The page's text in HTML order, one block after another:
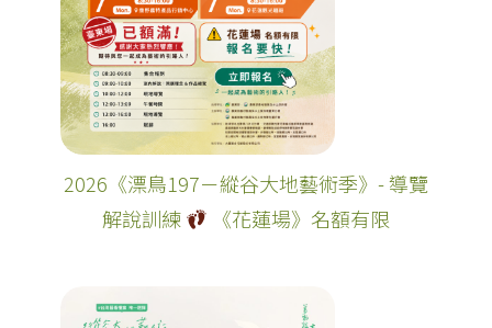
2026《漂鳥197－縱谷大地藝術季》- 導覽
解說訓練
《花蓮場》名額有限